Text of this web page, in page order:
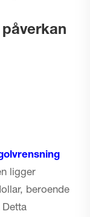
ligger
beroende